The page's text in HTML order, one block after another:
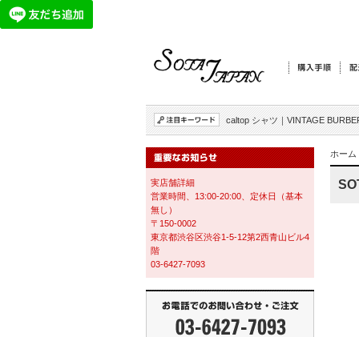
caltop シャツ ｜ VINTAGE
実店舗詳細
営業時間、13:00-20:00、定休日（基本
無し）
〒150-0002
東京都渋谷区渋谷1-5-12第2西青山ビル4
階
03-6427-7093
ホーム